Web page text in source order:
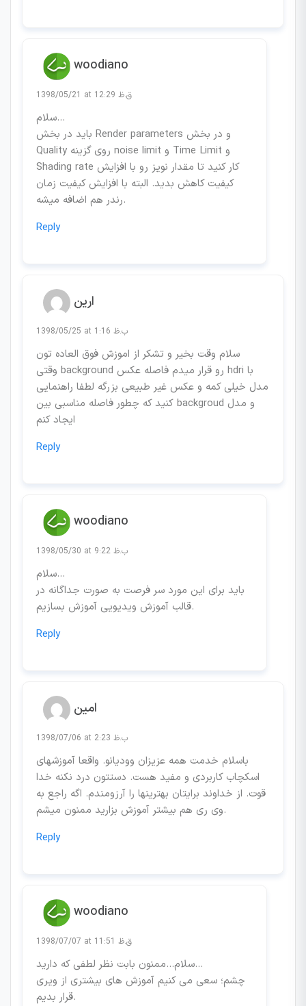
woodiano
1398/05/21 at 12:29 ق.ظ
سلام…
باید در بخش Render parameters و در بخش
Quality روی گزینه noise limit و Time Limit و
Shading rate کار کنید تا مقدار نویز رو با افزایش
کیفیت کاهش بدید. البته با افزایش کیفیت زمان
رندر هم اضافه میشه.
Reply
ارین
1398/05/25 at 1:16 ب.ظ
سلام وقت بخیر و تشکر از اموزش فوق العاده تون
وقتی background رو قرار میدم فاصله عکس hdri با
مدل خیلی کمه و عکس غیر طبیعی بزرگه لطفا راهنمایی
کنید که چطور فاصله مناسبی بین backgroud و مدل
ایجاد کنم
Reply
woodiano
1398/05/30 at 9:22 ب.ظ
سلام…
باید برای این مورد سر فرصت به صورت جداگانه در
قالب آموزش ویدیویی آموزش بسازیم.
Reply
امین
1398/07/06 at 2:23 ب.ظ
باسلام خدمت همه عزیزان وودیانو. واقعا آموزشهای
اسکچاب کاربردی و مفید هست. دستتون درد نکنه خدا
قوت. از خداوند برایتان بهترینها را آرزومندم. اگه راجع به
وی ری هم بیشتر آموزش بزارید ممنون میشم.
Reply
woodiano
1398/07/07 at 11:51 ق.ظ
سلام…ممنون بابت نظر لطفی که دارید…
چشم؛ سعی می کنیم آموزش های بیشتری از ویری
قرار بدیم.